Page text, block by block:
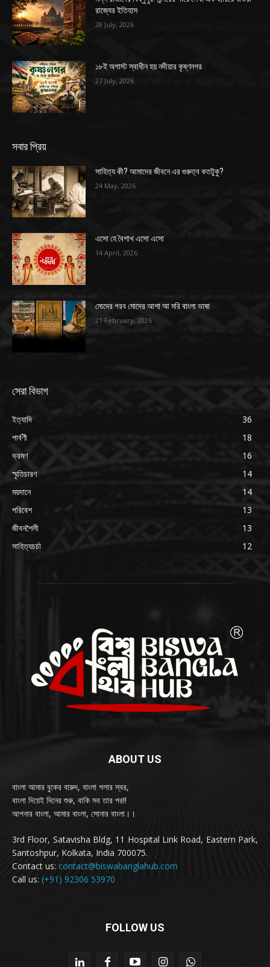
রাজ্যের ইতিহাস
28 July, 2026
১৮ই অগাস্ট স্বাধীন হয় নদীয়ার কৃষ্ণনগর
27 July, 2026
সবার প্রিয়
সাহিত্য কী? আমাদের জীবনে এর গুরুত্ব কতটুকু?
24 May, 2026
এসো হে বৈশাখ এসো এসো
14 April, 2026
মোদের গরব মোদের আশা আ মরি বাংলা ভাষা
21 February, 2026
সেরা বিভাগ
ইত্যাদি
36
পার্বণী
18
ভ্রমণ
16
স্মৃতিচারণ
14
ময়দানে
14
পরিবেশ
13
জীবনশৈলী
13
সাহিত্যচর্চা
12
ABOUT US
বাংলা আমার বুকের বারুদ, বাংলা গলার স্বর,
বাংলা দিয়েই দিনের শুরু, বাকি সব তার পর!!
আপনার বাংলা, আমার বাংলা, সোনার বাংলা।।
3rd Floor, Satavisha Bldg, 11 Hospital Link Road, Eastern Park,
Santoshpur, Kolkata, India 700075.
Contact us: contact@biswabanglahub.com
Call us: (+91) 92306 53970
FOLLOW US